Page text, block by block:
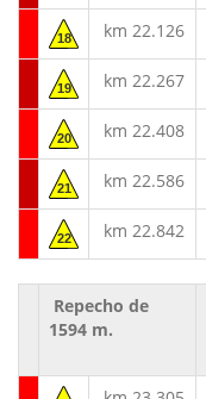
18 km 22.126
19 km 22.267
20 km 22.408
21 km 22.586
22 km 22.842
Repecho de
1594 m.